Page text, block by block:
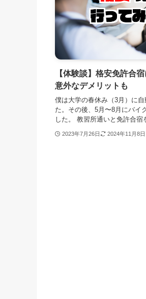
【体験談】格安免許合
意外なデメリットも
僕は大学の春休み（3月）に
た。その後、5月〜8月にバイ
した。 教習所通いと免許合宿
2023年7月26日 2024年11月8日